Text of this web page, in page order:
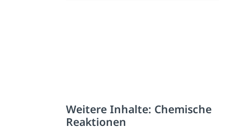
Weitere Inhalte: Chemische
Reaktionen